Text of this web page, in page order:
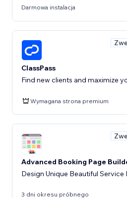
Darmowa instalacja
ClassPass
Find new clients and maximize
Wymagana strona premium
Advanced Booking Page
Design Unique Beautiful Service
3 dni okresu próbnego